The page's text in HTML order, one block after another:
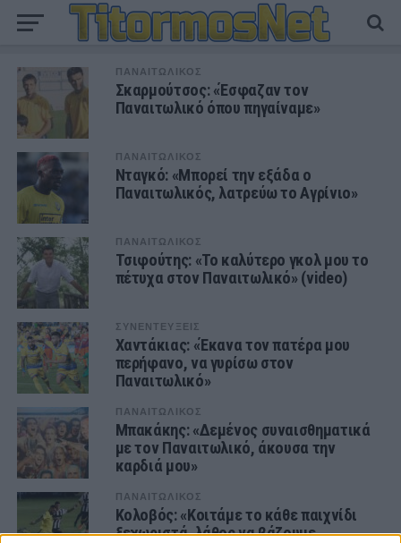
ΠΑΝΑΙΤΩΛΙΚΟΣ
Σκαρμούτσος: «Έσφαζαν τον
Παναιτωλικό όπου πηγαίναμε»
ΠΑΝΑΙΤΩΛΙΚΟΣ
Νταγκό: «Μπορεί την εξάδα ο
Παναιτωλικός, λατρεύω το Αγρίνιο»
ΠΑΝΑΙΤΩΛΙΚΟΣ
Τσιφούτης: «Το καλύτερο γκολ μου το
πέτυχα στον Παναιτωλικό» (video)
ΣΥΝΕΝΤΕΥΞΕΙΣ
Χαντάκιας: «Έκανα τον πατέρα μου
περήφανο, να γυρίσω στον
Παναιτωλικό»
ΠΑΝΑΙΤΩΛΙΚΟΣ
Μπακάκης: «Δεμένος συναισθηματικά
με τον Παναιτωλικό, άκουσα την
καρδιά μου»
ΠΑΝΑΙΤΩΛΙΚΟΣ
Κολοβός: «Κοιτάμε το κάθε παιχνίδι
ξεχωριστά, λάθος να βάζουμε